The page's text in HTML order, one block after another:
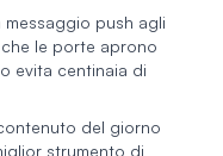
push agli
le porte aprono
evita centinaia di
del giorno
strumento di